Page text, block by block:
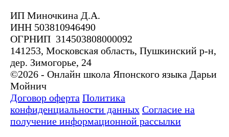
ИП Миночкина Д.А.
ИНН 503810946490
ОГРНИП 314503808000092
141253, Московская область, Пушкинский р-н,
дер. Зимогорье, 24
©2026 - Онлайн школа Японского языка Дарьи
Мойнич
Договор оферта Политика
конфиденциальности данных Согласие на
получение информационной рассылки